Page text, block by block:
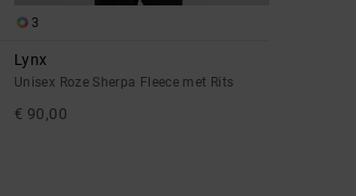
3
Lynx
Unisex Roze Sherpa Fleece met Rits
€ 90,00